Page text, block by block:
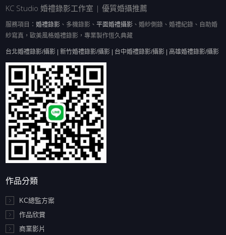
KC Studio 婚禮錄影工作室 | 優質婚攝推薦
服務項目：婚禮錄影 、多機錄影、平面婚禮攝影 、婚紗側錄、婚禮紀錄、自助婚
紗寫真，歐美風格婚禮錄影，專業製作恆久典藏
台北婚禮錄影/攝影 | 新竹婚禮錄影/攝影 | 台中婚禮錄影/攝影 | 高雄婚禮錄影/攝影
作品分類
KC總監方案
作品欣賞
商業影片